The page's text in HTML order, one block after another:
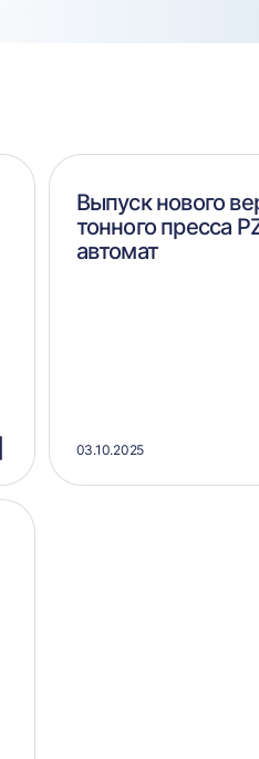
Выпуск нового
тонного пресса
автомат
03.10.2025